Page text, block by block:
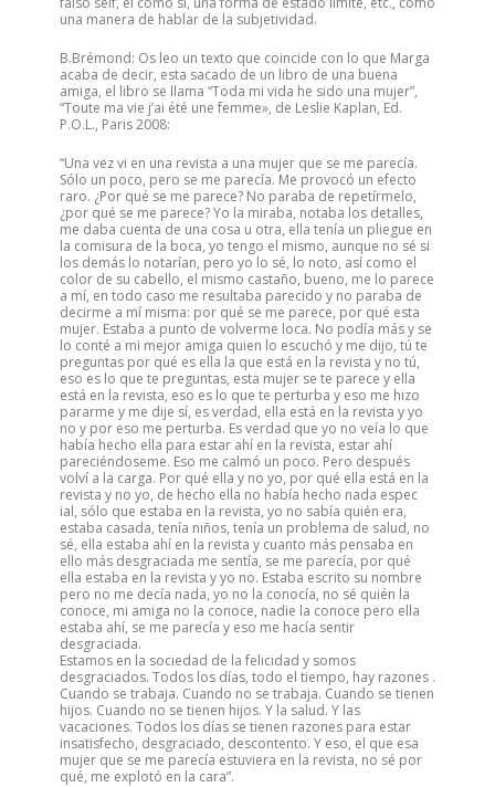
una manera de hablar de la subjetividad.
B.Brémond: Os leo un texto que coincide con lo que Marga
acaba de decir, esta sacado de un libro de una buena
amiga, el libro se llama “Toda mi vida he sido una mujer”,
“Toute ma vie j’ai été une femme», de Leslie Kaplan, Ed.
P.O.L., Paris 2008:
“Una vez vi en una revista a una mujer que se me parecía.
Sólo un poco, pero se me parecía. Me provocó un efecto
raro. ¿Por qué se me parece? No paraba de repetírmelo,
¿por qué se me parece? Yo la miraba, notaba los detalles,
me daba cuenta de una cosa u otra, ella tenía un pliegue en
la comisura de la boca, yo tengo el mismo, aunque no sé si
los demás lo notarían, pero yo lo sé, lo noto, así como el
color de su cabello, el mismo castaño, bueno, me lo parece
a mí, en todo caso me resultaba parecido y no paraba de
decirme a mí misma: por qué se me parece, por qué esta
mujer. Estaba a punto de volverme loca. No podía más y se
lo conté a mi mejor amiga quien lo escuchó y me dijo, tú te
preguntas por qué es ella la que está en la revista y no tú,
eso es lo que te preguntas, esta mujer se te parece y ella
está en la revista, eso es lo que te perturba y eso me hizo
pararme y me dije sí, es verdad, ella está en la revista y yo
no y por eso me perturba. Es verdad que yo no veía lo que
había hecho ella para estar ahí en la revista, estar ahí
pareciéndoseme. Eso me calmó un poco. Pero después
volví a la carga. Por qué ella y no yo, por qué ella está en la
revista y no yo, de hecho ella no había hecho nada espec
ial, sólo que estaba en la revista, yo no sabía quién era,
estaba casada, tenía niños, tenía un problema de salud, no
sé, ella estaba ahí en la revista y cuanto más pensaba en
ello más desgraciada me sentía, se me parecía, por qué
ella estaba en la revista y yo no. Estaba escrito su nombre
pero no me decía nada, yo no la conocía, no sé quién la
conoce, mi amiga no la conoce, nadie la conoce pero ella
estaba ahí, se me parecía y eso me hacía sentir
desgraciada.
Estamos en la sociedad de la felicidad y somos
desgraciados. Todos los días, todo el tiempo, hay razones .
Cuando se trabaja. Cuando no se trabaja. Cuando se tienen
hijos. Cuando no se tienen hijos. Y la salud. Y las
vacaciones. Todos los días se tienen razones para estar
insatisfecho, desgraciado, descontento. Y eso, el que esa
mujer que se me parecía estuviera en la revista, no sé por
qué, me explotó en la cara”.